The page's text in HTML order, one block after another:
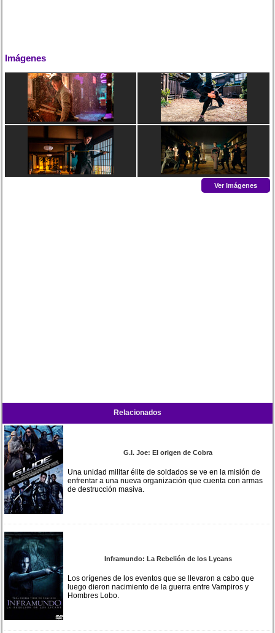
Imágenes
Ver Imágenes
Relacionados
G.I. Joe: El origen de Cobra
Una unidad militar élite de soldados se ve en la misión de
enfrentar a una nueva organización que cuenta con armas
de destrucción masiva.
Inframundo: La Rebelión de los Lycans
Los orígenes de los eventos que se llevaron a cabo que
luego dieron nacimiento de la guerra entre Vampiros y
Hombres Lobo.